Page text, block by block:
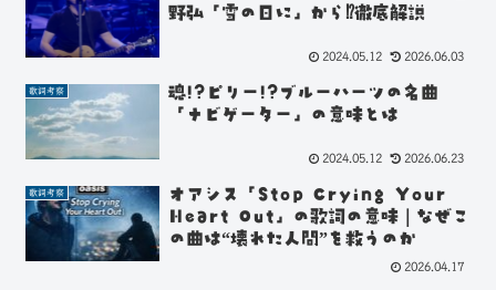
野弘「雪の日に」から⁉徹底解説
2024.05.12 2026.06.03
歌詞考察
魂!?ピリー!?ブルーハーツの名曲
「ナビゲーター」の意味とは
2024.05.12 2026.06.23
歌詞考察
オアシス「Stop Crying Your
Heart Out」の歌詞の意味｜なぜこ
の曲は“壊れた人間”を救うのか
2026.04.17